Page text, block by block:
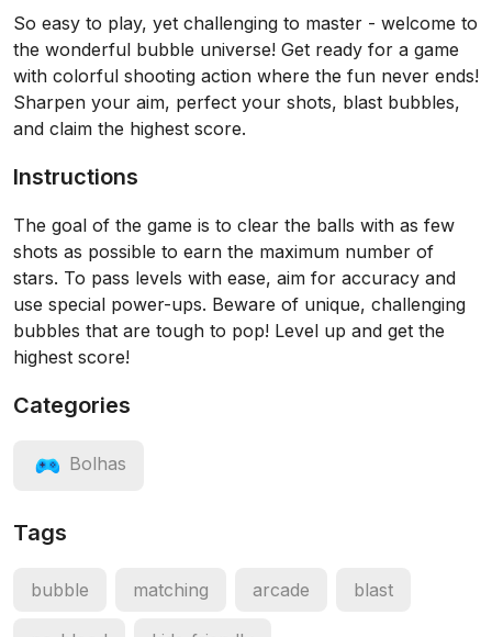
So easy to play, yet challenging to master - welcome to
the wonderful bubble universe! Get ready for a game
with colorful shooting action where the fun never ends!
Sharpen your aim, perfect your shots, blast bubbles,
and claim the highest score.
Instructions
The goal of the game is to clear the balls with as few
shots as possible to earn the maximum number of
stars. To pass levels with ease, aim for accuracy and
use special power-ups. Beware of unique, challenging
bubbles that are tough to pop! Level up and get the
highest score!
Categories
Bolhas
Tags
bubble matching arcade blast